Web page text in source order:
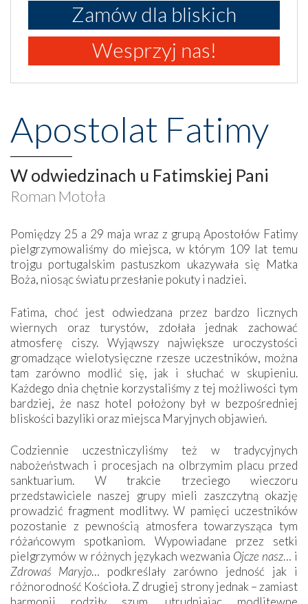
Zamów dla bliskich
Wesprzyj nas!
Apostolat Fatimy
W odwiedzinach u Fatimskiej Pani
Roman Motoła
Pomiędzy 25 a 29 maja wraz z grupą Apostołów Fatimy
pielgrzymowaliśmy do miejsca, w którym 109 lat temu
trojgu portugalskim pastuszkom ukazywała się Matka
Boża, niosąc światu przesłanie pokuty i nadziei.
Fatima, choć jest odwiedzana przez bardzo licznych
wiernych oraz turystów, zdołała jednak zachować
atmosferę ciszy. Wyjąwszy największe uroczystości
gromadzące wielotysięczne rzesze uczestników, można
tam zarówno modlić się, jak i słuchać w skupieniu.
Każdego dnia chętnie korzystaliśmy z tej możliwości tym
bardziej, że nasz hotel położony był w bezpośredniej
bliskości bazyliki oraz miejsca Maryjnych objawień.
Codziennie uczestniczyliśmy też w tradycyjnych
nabożeństwach i procesjach na olbrzymim placu przed
sanktuarium. W trakcie trzeciego wieczoru
przedstawiciele naszej grupy mieli zaszczytną okazję
prowadzić fragment modlitwy. W pamięci uczestników
pozostanie z pewnością atmosfera towarzysząca tym
różańcowym spotkaniom. Wypowiadane przez setki
pielgrzymów w różnych językach wezwania Ojcze nasz… i
Zdrowaś Maryjo… podkreślały zarówno jedność jak i
różnorodność Kościoła. Z drugiej strony jednak – zamiast